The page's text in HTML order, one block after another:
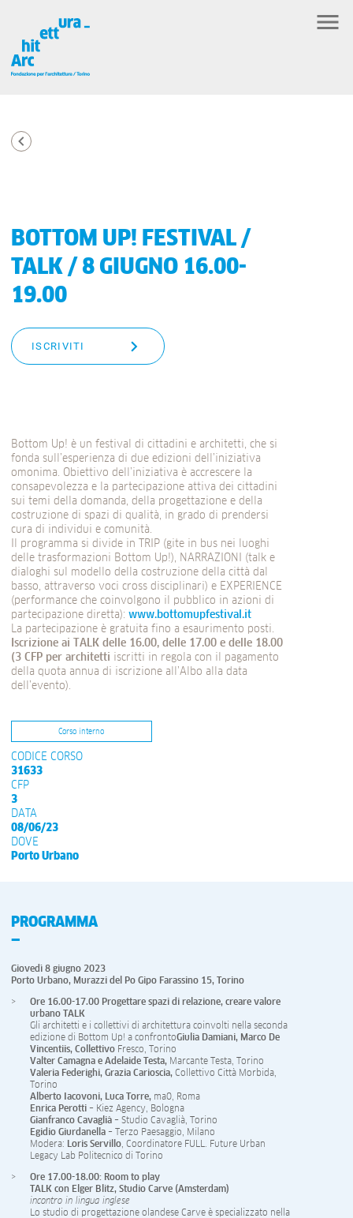
BOTTOM UP! FESTIVAL /
TALK / 8 GIUGNO 16.00-
19.00
ISCRIVITI
Bottom Up! è un festival di cittadini e architetti, che si
fonda sull’esperienza di due edizioni dell’iniziativa
omonima. Obiettivo dell’iniziativa è accrescere la
consapevolezza e la partecipazione attiva dei cittadini
sui temi della domanda, della progettazione e della
costruzione di spazi di qualità, in grado di prendersi
cura di individui e comunità.
Il programma si divide in TRIP (gite in bus nei luoghi
delle trasformazioni Bottom Up!), NARRAZIONI (talk e
dialoghi sul modello della costruzione della città dal
basso, attraverso voci cross disciplinari) e EXPERIENCE
(performance che coinvolgono il pubblico in azioni di
partecipazione diretta): www.bottomupfestival.it
La partecipazione è gratuita fino a esaurimento posti.
Iscrizione ai TALK delle 16.00, delle 17.00 e delle 18.00
(3 CFP per architetti iscritti in regola con il pagamento
della quota annua di iscrizione all’Albo alla data
dell’evento).
Corso interno
CODICE CORSO
31633
CFP
3
DATA
08/06/23
DOVE
Porto Urbano
PROGRAMMA
Giovedì 8 giugno 2023
Porto Urbano, Murazzi del Po Gipo Farassino 15, Torino
Ore 16.00-17.00 Progettare spazi di relazione, creare valore
urbano TALK
Gli architetti e i collettivi di architettura coinvolti nella seconda
edizione di Bottom Up! a confrontoGiulia Damiani, Marco De
Vincentiis, CollettivoFresco, Torino
Valter Camagna e Adelaide Testa, Marcante Testa, Torino
Valeria Federighi, Grazia Carioscia, Collettivo Città Morbida,
Torino
Alberto Iacovoni, Luca Torre, ma0, Roma
Enrica Perotti – Kiez Agency, Bologna
Gianfranco Cavaglià– Studio Cavaglià, Torino
Egidio Giurdanella– Terzo Paesaggio, Milano
Modera: Loris Servillo, Coordinatore FULL. Future Urban
Legacy Lab Politecnico di Torino
Ore 17.00-18.00: Room to play
TALK con Elger Blitz, Studio Carve (Amsterdam)
incontro in lingua inglese
Lo studio di progettazione olandese Carve è specializzato nella